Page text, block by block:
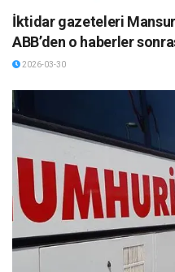
İktidar gazeteleri Mansur
ABB’den o haberler
2026-03-30